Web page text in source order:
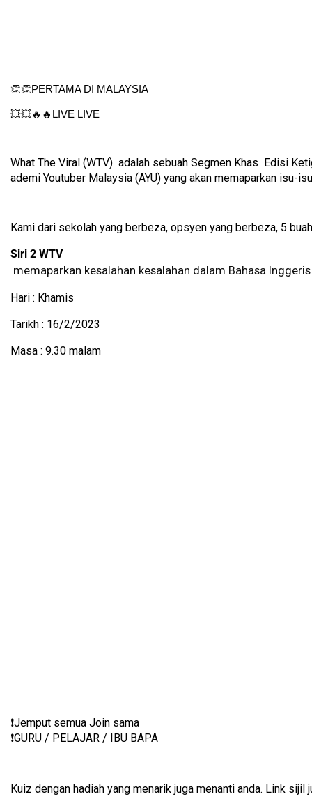
👏👏PERTAMA DI MALAYSIA
💥💥🔥🔥LIVE LIVE
What The Viral (WTV)  adalah sebuah Segmen Khas  Edisi
ademi Youtuber Malaysia (AYU) yang akan memaparkan
Kami dari sekolah yang berbeza, opsyen yang berbeza, 5
Siri 2 WTV
memaparkan kesalahan kesalahan dalam Bahasa
Hari : Khamis
Tarikh : 16/2/2023
Masa : 9.30 malam
❗️Jemput semua Join sama
❗️GURU / PELAJAR / IBU BAPA
Kuiz dengan hadiah yang menarik juga menanti anda. Link